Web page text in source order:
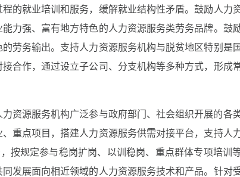
的就业培训和服务，缓解就业结构性矛盾。鼓励人力
力强、富有地方特色的人力资源服务类劳务品牌。鼓
劳务输出。支持人力资源服务机构与脱贫地区特别是
合作，通过设立子公司、分支机构等多种方式，形成
资源服务机构广泛参与政府部门、社会组织开展的各
重点项目，搭建人力资源服务供需对接平台，支持人
按规定参与稳岗扩岗、以训稳岗、重点群体专项培训
发展面向相近领域的人力资源服务技术和产品。针对